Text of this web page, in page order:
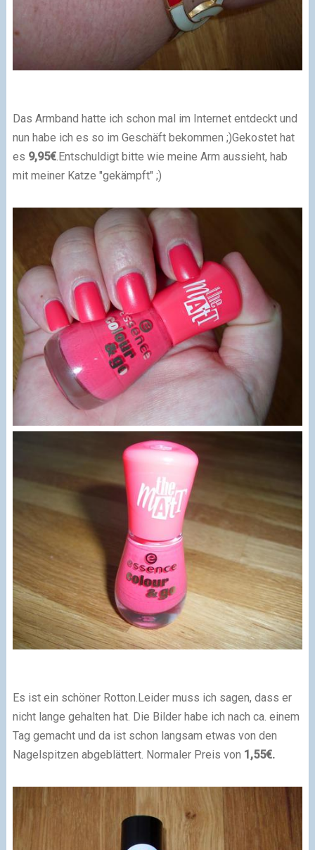
Das Armband hatte ich schon mal im Internet entdeckt und
nun habe ich es so im Geschäft bekommen ;)Gekostet hat
es 9,95€.Entschuldigt bitte wie meine Arm aussieht, hab
mit meiner Katze "gekämpft" ;)
Es ist ein schöner Rotton. Leider muss ich sagen, dass er
nicht lange gehalten hat. Die Bilder habe ich nach ca. einem
Tag gemacht und da ist schon langsam etwas von den
Nagelspitzen abgeblättert. Normaler Preis von 1,55€.